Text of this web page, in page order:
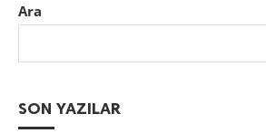
Ara
SON YAZILAR